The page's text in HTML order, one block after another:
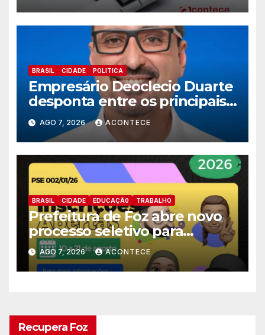
BRASIL CIDADE POLITICA
Empresário Deoclecio Duarte
desponta entre os principais
nomes do União Brasil para
deputado estadual
AGO 7, 2026 ACONTECE
BRASIL CIDADE EDUCAÇÃ0 TRABALHO
Prefeitura de Foz abre novo
processo seletivo para
estagiários
AGO 7, 2026 ACONTECE
Recupera Foz